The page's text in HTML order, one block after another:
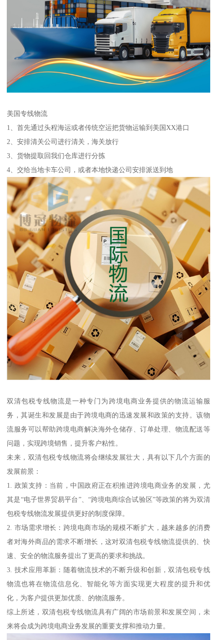
美国专线物流
1、首先通过头程海运或者传统空运把货物运输到美国XX港口
2、安排清关公司进行清关，海关放行
3、货物提取回我们仓库进行分拣
4、交给当地卡车公司，或者本地快递公司安排派送到地
双清包税专线物流是一种专门为跨境电商业务提供的物流运输服
务，其诞生和发展是由于跨境电商的迅速发展和政策的支持。该物
流服务可以帮助跨境电商解决海外仓储存、订单处理、物流配送等
问题，实现跨境销售，提升客户粘性。
未来，双清包税专线物流将会继续发展壮大，具有以下几个方面的
发展前景：
1. 政策支持：当前，中国政府正在积推进跨境电商业务的发展，尤
其是“电子世界贸易平台”、“跨境电商综合试验区”等政策的将为双清
包税专线物流发展提供更好的制度保障。
2. 市场需求增长：跨境电商市场的规模不断扩大，越来越多的消费
者对海外商品的需求不断增长，这对双清包税专线物流提供的、快
速、安全的物流服务提出了更高的要求和挑战。
3. 技术应用革新：随着物流技术的不断升级和创新，双清包税专线
物流也将在物流信息化、智能化等方面实现更大程度的提升和优
化，为客户提供更加优质、的物流服务。
综上所述，双清包税专线物流具有广阔的市场前景和发展空间，未
来将会成为跨境电商业务发展的重要支撑和推动力量。